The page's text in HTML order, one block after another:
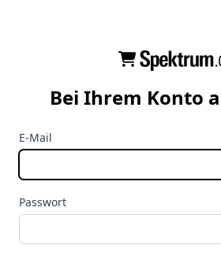
Bei Ihrem Konto
E-Mail
Passwort